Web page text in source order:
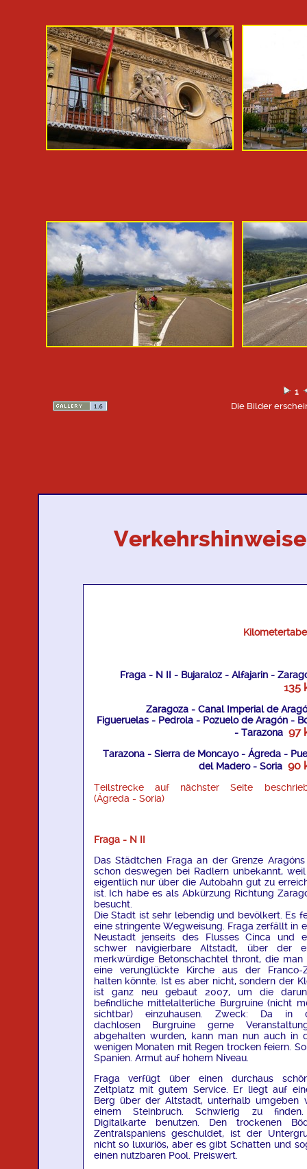
Verkehrshinweise
Fraga - N II - Bujaraloz - Alfajarin -
135
Zaragoza - Canal Imperial de
Figueruelas - Pedrola - Pozuelo de Aragón -
- Tarazona97
Tarazona - Sierra de Moncayo - Ágreda -
del Madero - Soria90
Teilstrecke auf nächster Seite
(Ágreda - Soria)
Fraga - N II
Das Städtchen Fraga an der Grenze
schon deswegen bei Radlern unbekannt,
eigentlich nur über die Autobahn gut zu
ist. Ich habe es als Abkürzung Richtung
besucht.
Die Stadt ist sehr lebendig und bevölkert. Es
eine stringente Wegweisung. Fraga zerfällt in
Neustadt jenseits des Flusses Cinca und
schwer navigierbare Altstadt, über der
merkwürdige Betonschachtel thront, die man
eine verunglückte Kirche aus der Franco-
halten könnte. Ist es aber nicht, sondern der
ist ganz neu gebaut 2007, um die
befindliche mittelalterliche Burgruine (nicht
sichtbar) einzuhausen. Zweck: Da in
dachlosen Burgruine gerne
abgehalten wurden, kann man nun auch in
wenigen Monaten mit Regen trocken feiern.
Spanien. Armut auf hohem Niveau.
Fraga verfügt über einen durchaus
Zeltplatz mit gutem Service. Er liegt auf
Berg über der Altstadt, unterhalb umgeben
einem Steinbruch. Schwierig zu
Digitalkarte benutzen. Den trockenen
Zentralspaniens geschuldet, ist der
nicht so luxuriös, aber es gibt Schatten und
einen nutzbaren Pool. Preiswert.